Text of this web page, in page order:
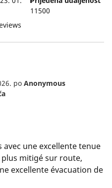
11500
po Anonymous
avec une excellente tenue
mitigé sur route,
excellente évacuation de